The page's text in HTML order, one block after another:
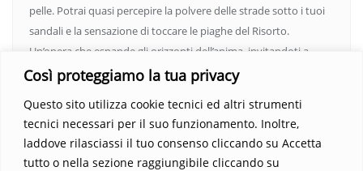
Così proteggiamo la tua privacy
Questo sito utilizza cookie tecnici ed altri strumenti
tecnici necessari per il suo funzionamento. Inoltre,
laddove rilasciassi il tuo consenso cliccando su Accetta
tutto o nella sezione raggiungibile cliccando su
pelle. Potrai quasi percepire la polvere delle strade sotto i tuoi
sandali e la sensazione di toccare le piaghe del Risorto.
Un’opera che espande gli orizzonti dell’anima, invitandoti a
vedere oltre i confini del conosciuto. Scopri un mondo in cui
indimenticabile.Non perdere l’occasione di immergerti in
questo viaggio straordinario. Acquista il libro e lascia che la
Parola trasformi la tua vita